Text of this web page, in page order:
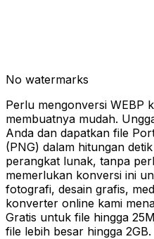
No watermarks
Perlu mengonversi WEBP
membuatnya mudah.
Anda dan dapatkan file
(PNG) dalam hitungan
perangkat lunak, tanpa
memerlukan konversi ini
fotografi, desain grafis,
konverter online kami
Gratis untuk file hingga
file lebih besar hingga 2GB.